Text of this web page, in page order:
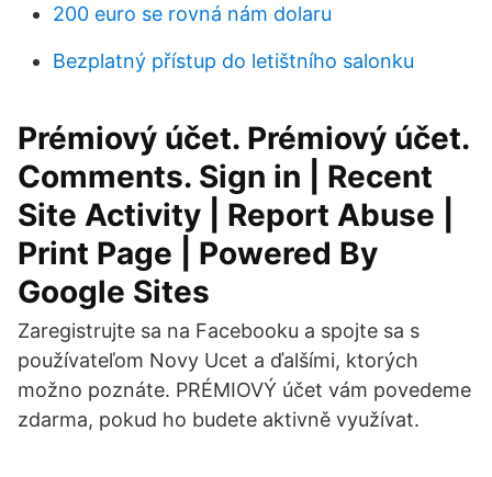
200 euro se rovná nám dolaru
Bezplatný přístup do letištního salonku
Prémiový účet. Prémiový účet.
Comments. Sign in | Recent
Site Activity | Report Abuse |
Print Page | Powered By
Google Sites
Zaregistrujte sa na Facebooku a spojte sa s
používateľom Novy Ucet a ďalšími, ktorých
možno poznáte. PRÉMIOVÝ účet vám povedeme
zdarma, pokud ho budete aktivně využívat.